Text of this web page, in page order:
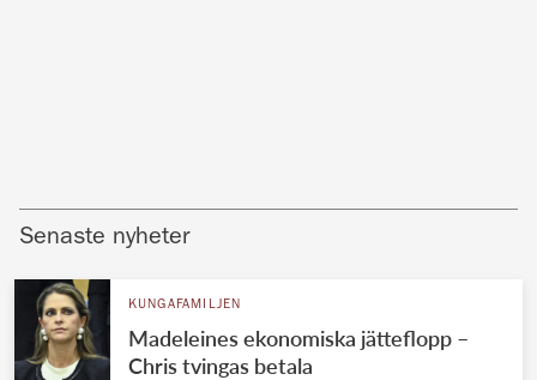
Senaste nyheter
KUNGAFAMILJEN
Madeleines ekonomiska jätteflopp –
Chris tvingas betala